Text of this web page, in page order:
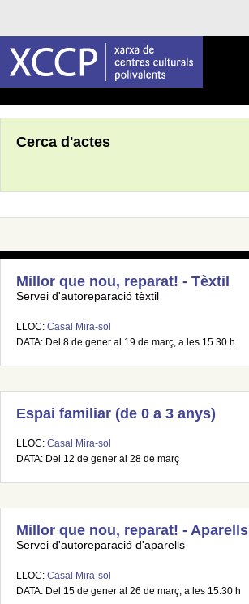
Cerca d'actes
Millor que nou, reparat! - Tèxtil
Servei d'autoreparació tèxtil
LLOC: Casal Mira-sol
DATA: Del 8 de gener al 19 de març, a les 15.30 h
Espai familiar (de 0 a 3 anys)
LLOC: Casal Mira-sol
DATA: Del 12 de gener al 28 de març
Millor que nou, reparat! - Aparells
Servei d'autoreparació d'aparells
LLOC: Casal Mira-sol
DATA: Del 15 de gener al 26 de març, a les 15.30 h